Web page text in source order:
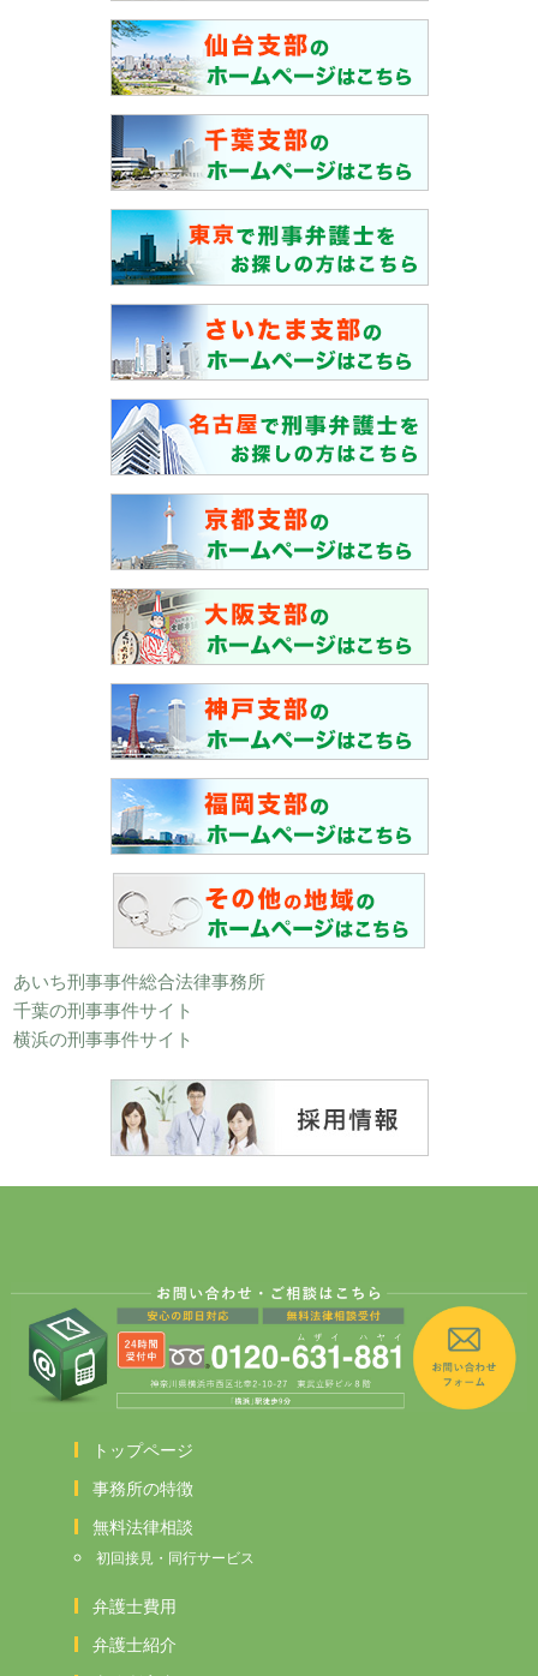
あいち刑事事件総合法律事務所
千葉の刑事事件サイト
横浜の刑事事件サイト
トップページ
事務所の特徴
無料法律相談
初回接見・同行サービス
弁護士費用
弁護士紹介